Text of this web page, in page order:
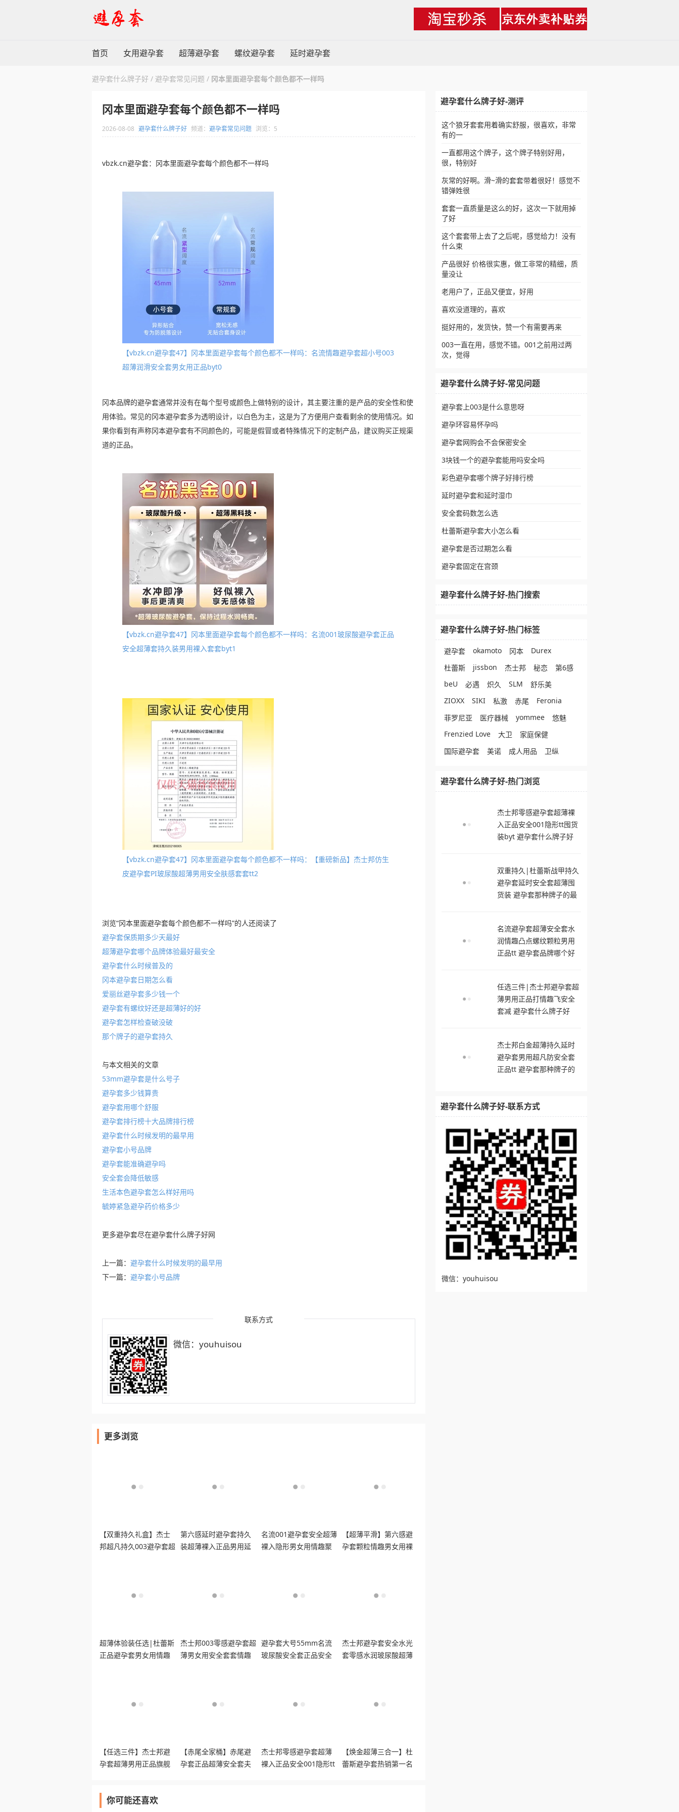
首页 女用避孕套 超薄避孕套 螺纹避孕套 延时避孕套
避孕套什么牌子好 / 避孕套常见问题 / 冈本里面避孕套每个颜色都不一样吗
冈本里面避孕套每个颜色都不一样吗
2026-08-08 避孕套什么牌子好 频道： 避孕套常见问题 浏览：5
vbzk.cn避孕套：冈本里面避孕套每个颜色都不一样吗
【vbzk.cn避孕套47】冈本里面避孕套每个颜色都不一样吗：名流情趣避孕套超小号003
超薄润滑安全套男女用正品byt0
冈本品牌的避孕套通常并没有在每个型号或颜色上做特别的设计，其主要注重的是产品的安全性和使
用体验。常见的冈本避孕套多为透明设计，以白色为主，这是为了方便用户查看剩余的使用情况。如
果你看到有声称冈本避孕套有不同颜色的，可能是假冒或者特殊情况下的定制产品，建议购买正规渠
道的正品。
【vbzk.cn避孕套47】冈本里面避孕套每个颜色都不一样吗：名流001玻尿酸避孕套正品
安全超薄套持久装男用裸入套套byt1
【vbzk.cn避孕套47】冈本里面避孕套每个颜色都不一样吗：【重磅新品】杰士邦仿生
皮避孕套PI玻尿酸超薄男用安全肤感套套tt2
浏览“冈本里面避孕套每个颜色都不一样吗”的人还阅读了
避孕套保质期多少天最好
超薄避孕套哪个品牌体验最好最安全
避孕套什么时候普及的
冈本避孕套日期怎么看
爱丽丝避孕套多少钱一个
避孕套有螺纹好还是超薄好的好
避孕套怎样检查破没破
那个牌子的避孕套持久
与本文相关的文章
53mm避孕套是什么号子
避孕套多少钱算贵
避孕套用哪个舒服
避孕套排行榜十大品牌排行榜
避孕套什么时候发明的最早用
避孕套小号品牌
避孕套能准确避孕吗
安全套会降低敏感
生活本色避孕套怎么样好用吗
毓婷紧急避孕药价格多少
更多避孕套尽在避孕套什么牌子好网
上一篇： 避孕套什么时候发明的最早用
下一篇： 避孕套小号品牌
联系方式
微信：youhuisou
更多浏览
【双重持久礼盒】杰士
邦超凡持久003避孕套超
第六感延时避孕套持久
装超薄裸入正品男用延
名流001避孕套安全超薄
裸入隐形男女用情趣聚
【超薄平滑】第六感避
孕套颗粒情趣男女用裸
超薄体验装任选|杜蕾斯
正品避孕套男女用情趣
杰士邦003零感避孕套超
薄男女用安全套套情趣
避孕套大号55mm名流
玻尿酸安全套正品安全
杰士邦避孕套安全水光
套零感水润玻尿酸超薄
【任选三件】杰士邦避
孕套超薄男用正品旗舰
【赤尾全家桶】赤尾避
孕套正品超薄安全套夫
杰士邦零感避孕套超薄
裸入正品安全001隐形tt
【焕金超薄三合一】杜
蕾斯避孕套热销第一名
你可能还喜欢
避孕套什么牌子好-测评
这个狼牙套套用着确实舒服，很喜欢，非常
有的一
一直都用这个牌子，这个牌子特别好用，
很，特别好
灰常的好啊。滑~滑的套套带着很好！感觉不
错弹姓很
套套一直质量是这么的好，这次一下就用掉
了好
这个套套带上去了之后呢，感觉给力！没有
什么束
产品很好 价格很实惠，做工非常的精细，质
量没让
老用户了，正品又便宜，好用
喜欢没道理的，喜欢
挺好用的，发货快，赞一个有需要再来
003一直在用，感觉不错。001之前用过两
次，觉得
避孕套什么牌子好-常见问题
避孕套上003是什么意思呀
避孕环容易怀孕吗
避孕套网购会不会保密安全
3块钱一个的避孕套能用吗安全吗
彩色避孕套哪个牌子好排行榜
延时避孕套和延时湿巾
安全套码数怎么选
杜蕾斯避孕套大小怎么看
避孕套是否过期怎么看
避孕套固定在宫颈
避孕套什么牌子好-热门搜索
避孕套什么牌子好-热门标签
避孕套 okamoto 冈本
Durex
杜蕾斯
jissbon 杰士邦 秘恋
第6感
beU
必遇 炽久 SLM
舒乐美
ZIOXX
SIKI 私激 赤尾
Feronia
菲罗尼亚
医疗器械 yommee
悠魅
Frenzied Love
大卫
家庭保健
国际避孕套
美诺 成人用品 卫纵
避孕套什么牌子好-热门浏览
杰士邦零感避孕套超薄裸
入正品安全001隐形tt囤货
装byt 避孕套什么牌子好
双重持久|杜蕾斯战甲持久
避孕套延时安全套超薄囤
货装 避孕套那种牌子的最
名流避孕套超薄安全套水
润情趣凸点螺纹颗粒男用
正品tt 避孕套品牌哪个好
任选三件|杰士邦避孕套超
薄男用正品打情趣飞安全
套减 避孕套什么牌子好
杰士邦白金超薄持久延时
避孕套男用超凡防安全套
正品tt 避孕套那种牌子的
避孕套什么牌子好-联系方式
微信：youhuisou